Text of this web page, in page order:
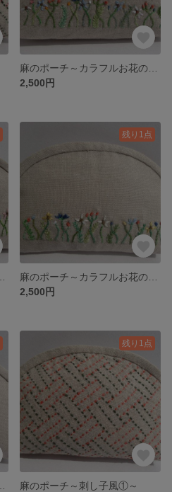
2,500円
残り1点
2,500円
残り1点
麻のポーチ～刺し子風①～